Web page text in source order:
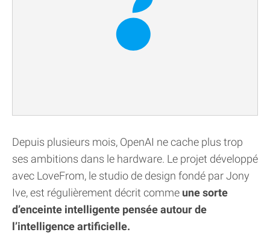
Depuis plusieurs mois, OpenAI ne cache plus trop
ses ambitions dans le hardware. Le projet développé
avec LoveFrom, le studio de design fondé par Jony
Ive, est régulièrement décrit comme une sorte
d’enceinte intelligente pensée autour de
l’intelligence artificielle.